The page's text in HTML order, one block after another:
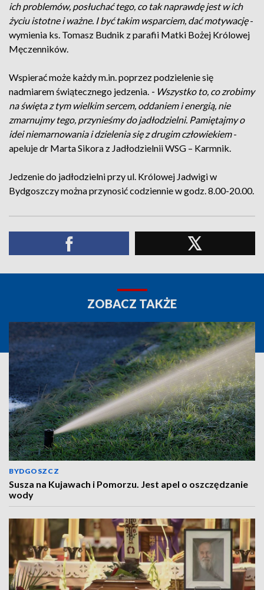
ich problemów, posłuchać tego, co tak naprawdę jest w ich
życiu istotne i ważne. I być takim wsparciem, dać motywację-
wymienia ks. Tomasz Budnik z parafii Matki Bożej Królowej
Męczenników.
Wspierać może każdy m.in. poprzez podzielenie się
nadmiarem świątecznego jedzenia. - Wszystko to, co zrobimy
na święta z tym wielkim sercem, oddaniem i energią, nie
zmarnujmy tego, przynieśmy do jadłodzielni. Pamiętajmy o
idei niemarnowania i dzielenia się z drugim człowiekiem-
apeluje dr Marta Sikora z Jadłodzielnii WSG – Karmnik.
Jedzenie do jadłodzielni przy ul. Królowej Jadwigi w
Bydgoszczy można przynosić codziennie w godz. 8.00-20.00.
ZOBACZ TAKŻE
BYDGOSZCZ
Susza na Kujawach i Pomorzu. Jest apel o oszczędzanie
wody